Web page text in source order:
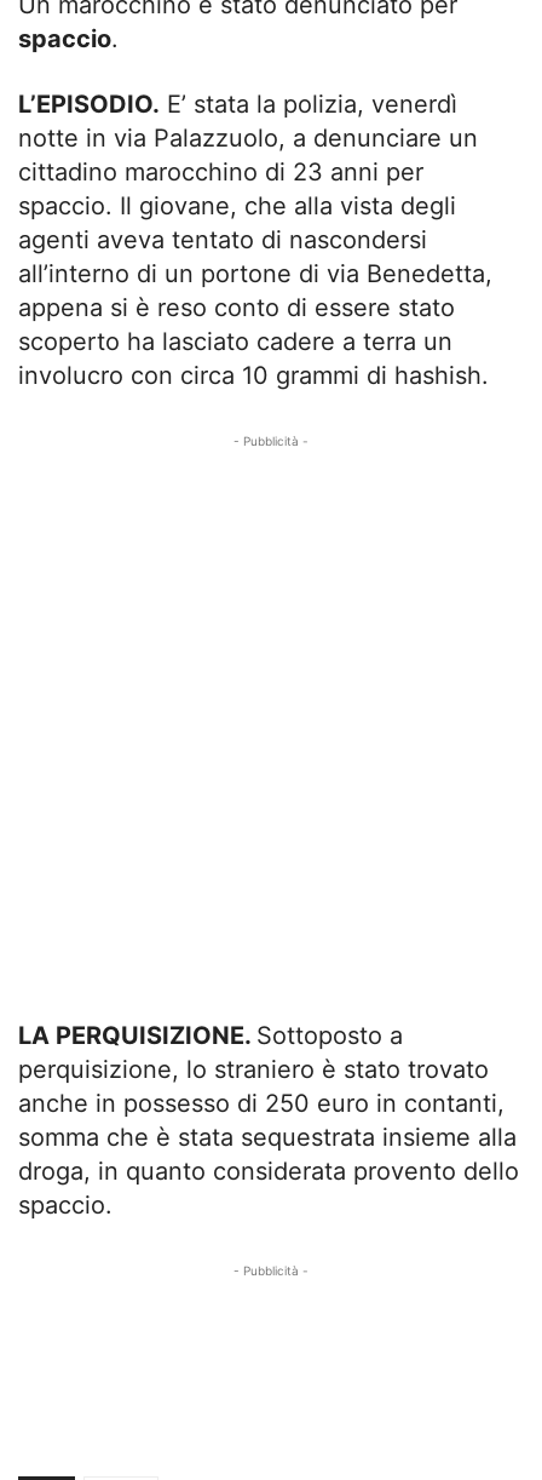
spaccio.
L’EPISODIO. E’ stata la polizia, venerdì
notte in via Palazzuolo, a denunciare un
cittadino marocchino di 23 anni per
spaccio. Il giovane, che alla vista degli
agenti aveva tentato di nascondersi
all’interno di un portone di via Benedetta,
appena si è reso conto di essere stato
scoperto ha lasciato cadere a terra un
involucro con circa 10 grammi di hashish.
- Pubblicità -
LA PERQUISIZIONE. Sottoposto a
perquisizione, lo straniero è stato trovato
anche in possesso di 250 euro in contanti,
somma che è stata sequestrata insieme alla
droga, in quanto considerata provento dello
spaccio.
- Pubblicità -